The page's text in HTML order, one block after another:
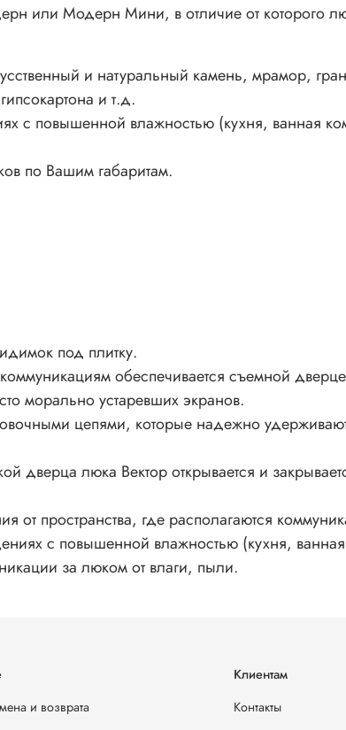
или Модерн Мини, в отличие от которого
и натуральный камень, мрамор,
и т.д.
с повышенной влажностью (кухня, ванная
по Вашим габаритам.
под плитку.
обеспечивается съемной
морально устаревших экранов.
цепями, которые надежно
дверца люка Вектор открывается и
от пространства, где располагаются
с повышенной влажностью (кухня,
за люком от влаги, пыли.
и возврата
Клиентам
Контакты